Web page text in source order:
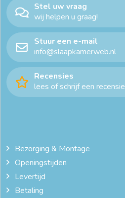
Stel uw vraag
wij helpen u graag!
Stuur een e-mail
info@slaapkamerweb.nl
Recensies
lees of schrijf een recensie
Bezorging & Montage
Openingstijden
Levertijd
Betaling